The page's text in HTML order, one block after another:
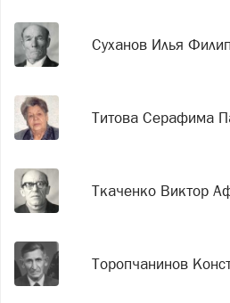
Суханов Илья
Титова Серафима
Ткаченко Виктор
Торопчанинов